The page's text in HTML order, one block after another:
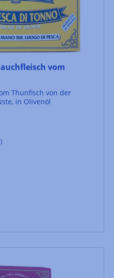
vom
Thunfisch von der
in Olivenöl